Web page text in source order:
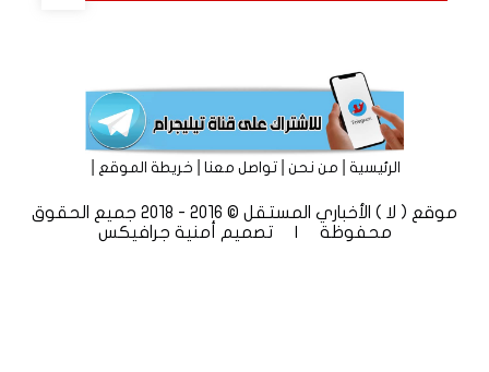
الرئيسية|من نحن|تواصل معنا|خريطة الموقع
موقع ( لا ) الأخباري المستقل © 2016 - 2018 جميع الحقوق
محفوظة | تصميم
أمنية جرافيكس